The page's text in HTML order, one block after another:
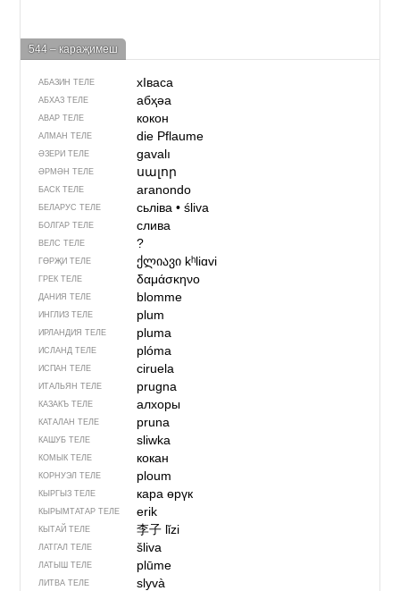
544 – караҗимеш
АБАЗИН ТЕЛЕ хIваса
АБХАЗ ТЕЛЕ абҳәа
АВАР ТЕЛЕ кокон
АЛМАН ТЕЛЕ die Pflaume
ӘЗЕРИ ТЕЛЕ gavalı
ӘРМӘН ТЕЛЕ սալոր
БАСК ТЕЛЕ aranondo
БЕЛАРУС ТЕЛЕ сьліва• śliva
БОЛГАР ТЕЛЕ слива
ВЕЛС ТЕЛЕ ?
ГӨРҖИ ТЕЛЕ ქლიავი kʰliɑvi
ГРЕК ТЕЛЕ δαμάσκηνο
ДАНИЯ ТЕЛЕ blomme
ИНГЛИЗ ТЕЛЕ plum
ИРЛАНДИЯ ТЕЛЕ pluma
ИСЛАНД ТЕЛЕ plóma
ИСПАН ТЕЛЕ ciruela
ИТАЛЬЯН ТЕЛЕ prugna
КАЗАКЪ ТЕЛЕ алхоры
КАТАЛАН ТЕЛЕ pruna
КАШУБ ТЕЛЕ sliwka
КОМЫК ТЕЛЕ кокан
КОРНУЭЛ ТЕЛЕ ploum
КЫРГЫЗ ТЕЛЕ кара өрүк
КЫРЫМТАТАР ТЕЛЕ erik
КЫТАЙ ТЕЛЕ 李子 lǐzi
ЛАТГАЛ ТЕЛЕ šliva
ЛАТЫШ ТЕЛЕ plūme
ЛИТВА ТЕЛЕ slyvà